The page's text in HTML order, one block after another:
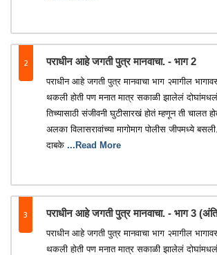
2 पराधीन आहे जगती पुत्र मानवाचा. - भाग 2
पराधीन आहे जगती पुत्र मानवाचा भाग २मागील
थकली होती पण मनात मात्र सकाळी झालेलं
तिच्यासाठी संजीवनी घुटीसारखं होतं म्हणून ती चालत
अलका विलासरावांच्या मागोमाग पोलीस जीपमध्ये
दाबके ...Read More
3 पराधीन आहे जगती पुत्र मानवाचा. - भाग 3
पराधीन आहे जगती पुत्र मानवाचा भाग २मागील
थकली होती पण मनात मात्र सकाळी झालेलं